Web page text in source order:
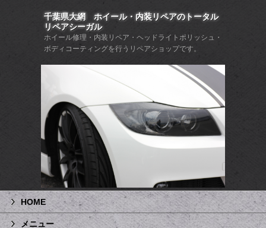
千葉県大網 ホイール・内装リペアのトータル
リペアシーガル
ホイール修理・内装リペア・ヘッドライトポリッシュ・
ボディコーティングを行うリペアショップです。
HOME
メニュー